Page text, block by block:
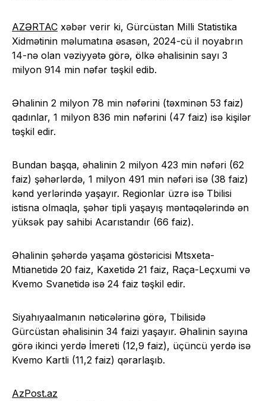
AZƏRTAC xəbər verir ki, Gürcüstan Milli Statistika
Xidmətinin məlumatına əsasən, 2024-cü il noyabrın
14-nə olan vəziyyətə görə, ölkə əhalisinin sayı 3
milyon 914 min nəfər təşkil edib.
Əhalinin 2 milyon 78 min nəfərini (təxminən 53 faiz)
qadınlar, 1 milyon 836 min nəfərini (47 faiz) isə kişilər
təşkil edir.
Bundan başqa, əhalinin 2 milyon 423 min nəfəri (62
faiz) şəhərlərdə, 1 milyon 491 min nəfəri isə (38 faiz)
kənd yerlərində yaşayır. Regionlar üzrə isə Tbilisi
istisna olmaqla, şəhər tipli yaşayış məntəqələrində ən
yüksək pay sahibi Acarıstandır (66 faiz).
Əhalinin şəhərdə yaşama göstəricisi Mtsxeta-
Mtianetidə 20 faiz, Kaxetidə 21 faiz, Raça-Leçxumi və
Kvemo Svanetidə isə 24 faiz təşkil edir.
Siyahıyaalmanın nəticələrinə görə, Tbilisidə
Gürcüstan əhalisinin 34 faizi yaşayır. Əhalinin sayına
görə ikinci yerdə İmereti (12,9 faiz), üçüncü yerdə isə
Kvemo Kartli (11,2 faiz) qərarlaşıb.
AzPost.az